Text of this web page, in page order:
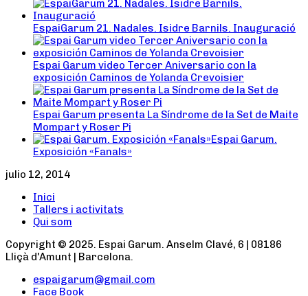
EspaiGarum 21. Nadales. Isidre Barnils. Inauguració
Espai Garum video Tercer Aniversario con la
exposición Caminos de Yolanda Crevoisier
Espai Garum presenta La Síndrome de la Set de Maite
Mompart y Roser Pi
Espai Garum.
Exposición «Fanals»
julio 12, 2014
Inici
Tallers i activitats
Qui som
Copyright © 2025. Espai Garum. Anselm Clavé, 6 | 08186
Lliçà d'Amunt | Barcelona.
espaigarum@gmail.com
Face Book